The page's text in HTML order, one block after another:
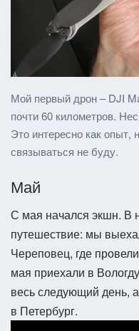
Мой первый дрон – DJI
почти 60 километров.
Это интересно как
связываться не буду.
Май
С мая начался экшн. В
путешествие: мы
Череповец, где
мая приехали в
весь следующий день,
в Петербург.